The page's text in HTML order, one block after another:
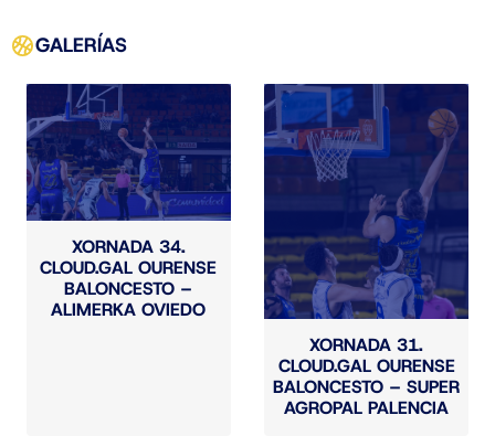
GALERÍAS
XORNADA 34.
CLOUD.GAL OURENSE
BALONCESTO –
ALIMERKA OVIEDO
XORNADA 31.
CLOUD.GAL OURENSE
BALONCESTO – SUPER
AGROPAL PALENCIA